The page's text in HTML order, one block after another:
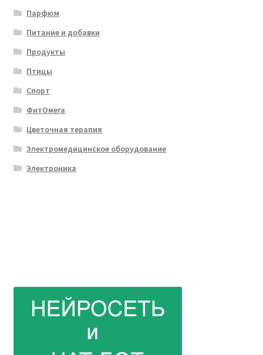
Парфюм
Питание и добавки
Продукты
Птицы
Спорт
ФитОмега
Цветочная терапия
Электромедицинское оборудование
Электроника